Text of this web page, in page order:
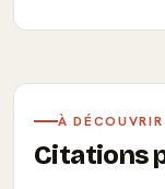
À DÉCOUVRIR
Citations